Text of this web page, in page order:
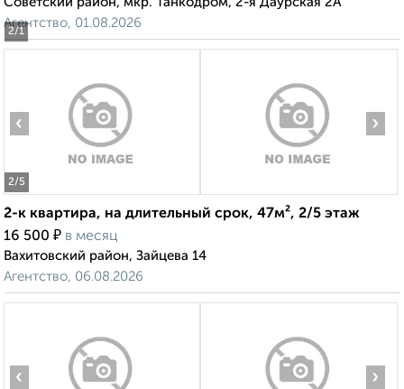
2/1
Агентство, 01.08.2026
2/5
‹ ›
2-к квартира, на длительный срок, 47м², 2/5 этаж
16 500 ₽ в месяц
Вахитовский район, Зайцева 14
Агентство, 06.08.2026
‹ ›